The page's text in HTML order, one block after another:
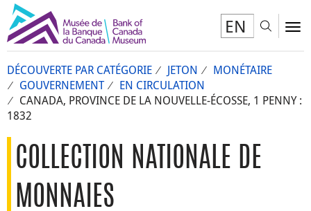
EN
DÉCOUVERTE PAR CATÉGORIE JETON
MONÉTAIRE
GOUVERNEMENT
EN CIRCULATION
CANADA, PROVINCE DE LA NOUVELLE-ÉCOSSE, 1 PENNY :
1832
COLLECTION NATIONALE DE
MONNAIES